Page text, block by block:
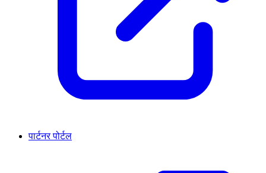
पार्टनर पोर्टल